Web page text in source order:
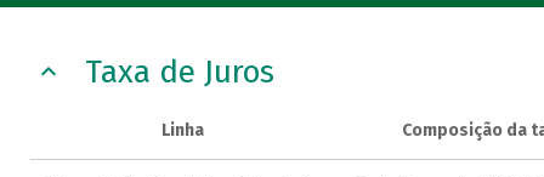
Taxa de Juros
Linha Composição da